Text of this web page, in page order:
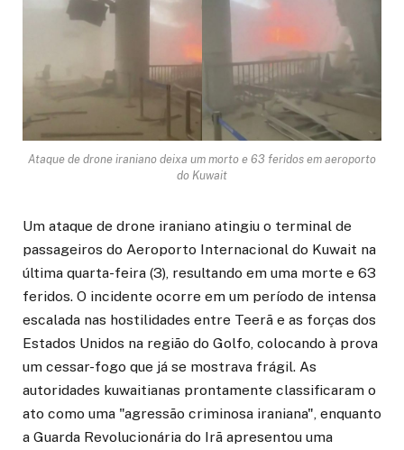
Ataque de drone iraniano deixa um morto e 63 feridos em aeroporto
do Kuwait
Um ataque de drone iraniano atingiu o terminal de
passageiros do Aeroporto Internacional do Kuwait na
última quarta-feira (3), resultando em uma morte e 63
feridos. O incidente ocorre em um período de intensa
escalada nas hostilidades entre Teerã e as forças dos
Estados Unidos na região do Golfo, colocando à prova
um cessar-fogo que já se mostrava frágil. As
autoridades kuwaitianas prontamente classificaram o
ato como uma "agressão criminosa iraniana", enquanto
a Guarda Revolucionária do Irã apresentou uma